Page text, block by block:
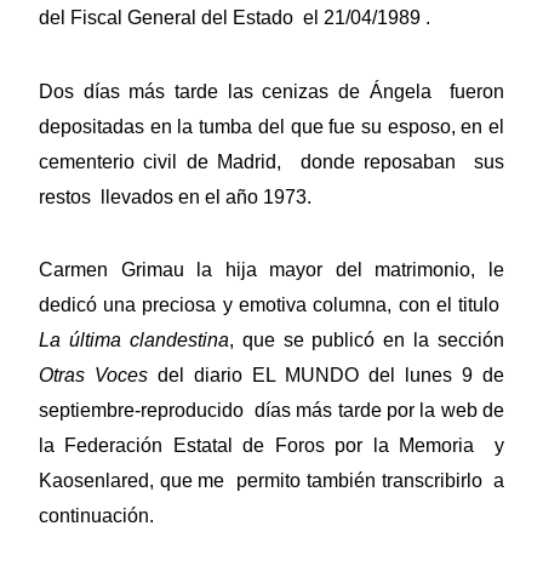
del Fiscal General del Estado el 21/04/1989 .
Dos días más tarde las cenizas de Ángela fueron
depositadas en la tumba del que fue su esposo, en el
cementerio civil de Madrid, donde reposaban sus
restos llevados en el año 1973.
Carmen Grimau la hija mayor del matrimonio, le
dedicó una preciosa y emotiva columna, con el titulo
La última clandestina, que se publicó en la sección
Otras Vocesdel diario EL MUNDO del lunes 9 de
septiembre-reproducido días más tarde por la web de
la Federación Estatal de Foros por la Memoria y
Kaosenlared, que me permito también transcribirlo a
continuación.